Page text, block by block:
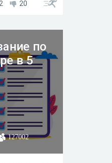
система
темам,
вариант
количества
каталога.
справа.
20
по
в 5
127002